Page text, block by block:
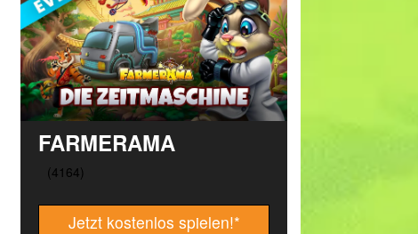
FARMERAMA
Jetzt kostenlos spielen!*